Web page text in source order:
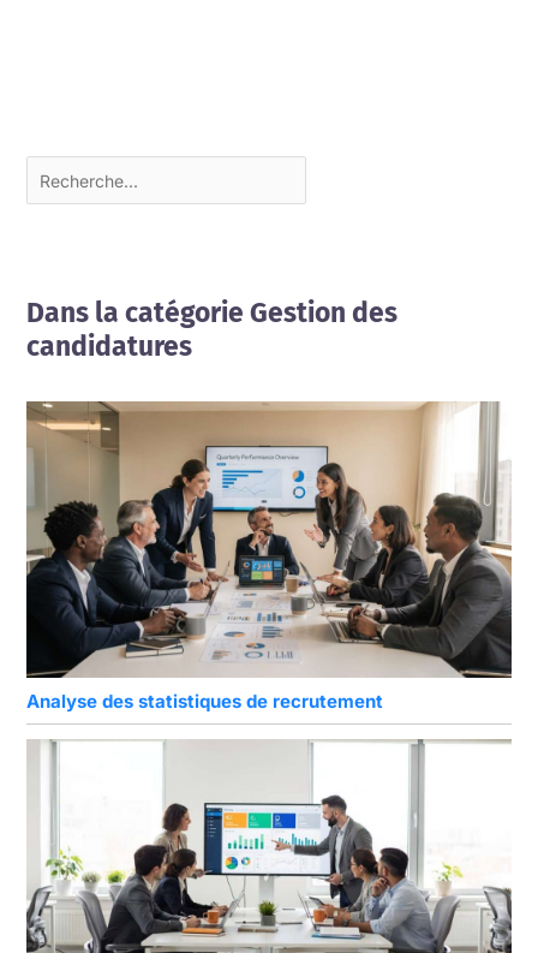
Dans la catégorie Gestion des
candidatures
Analyse des statistiques de recrutement